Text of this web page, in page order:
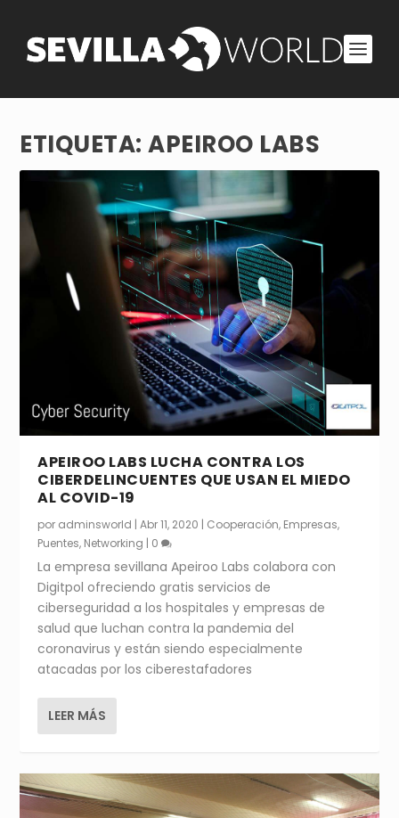
ETIQUETA:APEIROO LABS
APEIROO LABS LUCHA CONTRA LOS
CIBERDELINCUENTES QUE USAN EL MIEDO
AL COVID-19
por adminsworld |Abr 11, 2020 | Cooperación, Empresas,
Puentes, Networking | 0
La empresa sevillana Apeiroo Labs colabora con
Digitpol ofreciendo gratis servicios de
ciberseguridad a los hospitales y empresas de
salud que luchan contra la pandemia del
coronavirus y están siendo especialmente
atacadas por los ciberestafadores
LEER MÁS